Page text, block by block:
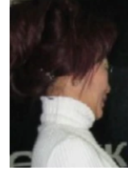
ЭЕ/АРнун